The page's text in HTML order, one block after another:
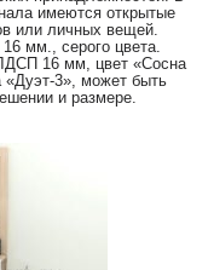
имеются открытые
или личных вещей.
мм., серого цвета.
ЛДСП 16 мм, цвет «Сосна
3», может быть
и размере.